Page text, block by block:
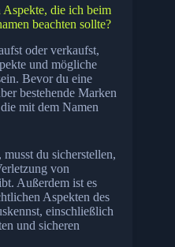
die ich beim
beachten sollte?
oder verkaufst,
und mögliche
Bevor du eine
bestehende Marken
mit dem Namen
du sicherstellen,
von
Außerdem ist es
Aspekten des
einschließlich
und sicheren